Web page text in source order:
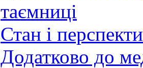
таємниці
Стан і
Додатково до